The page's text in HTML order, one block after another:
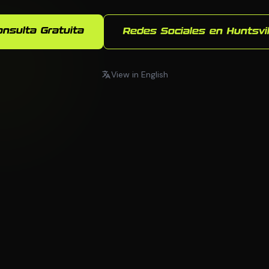
Gratuita Redes Sociales en
View in English